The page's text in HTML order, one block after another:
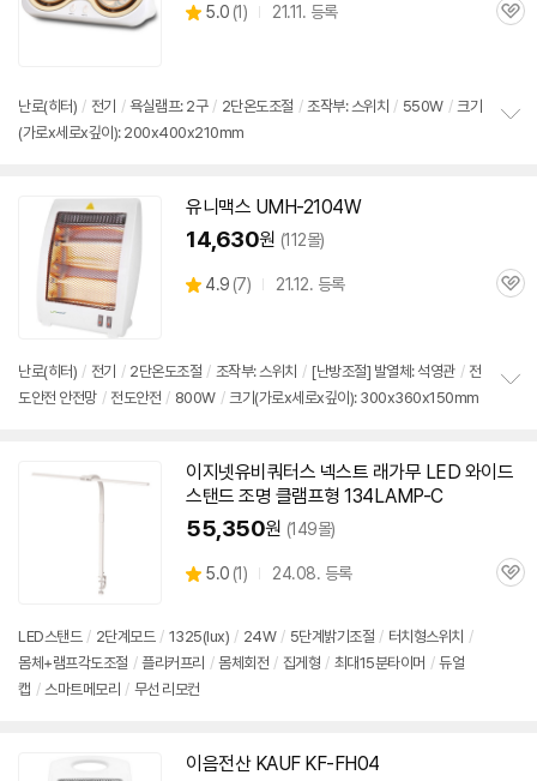
별
5.0 (상
1) 21.11. 등록
관
난로(히터) / 전기 / 욕실램프: 2구 / 2단온도조절 / 조작부:스위치 / 550W / 크기
(가로x세로x깊이): 200x400x210mm
유니맥스 UMH-2104W
14,630원 (112몰)
별
4.9 (상
뷰
7) 21.12. 등록
관
난로(히터) / 전기 / 2단온도조절 / 조작부:스위치 / [난방조절] 발열체: 석영관 / 전
도안전 안전망 / 전도안전 / 800W / 크기(가로x세로x깊이): 300x360x150mm
치
이지넷유비쿼터스 넥스트 래가무 LED 와이드
스탠드 조명 클램프형 134LAMP-C
55,350원 (149몰)
별
5.0 (상
뷰
1) 24.08. 등록
관
LED스탠드 / 2단계모드 / 1325(lux) / 24W / 5단계밝기조절 / 터치형스위치 /
몸체+램프각도조절 / 플리커프리 / 몸체회전 / 집게형 / 최대15분타이머 / 듀얼
캡 / 스마트메모리 / 무선 리모컨
이음전산 KAUF KF-FH04